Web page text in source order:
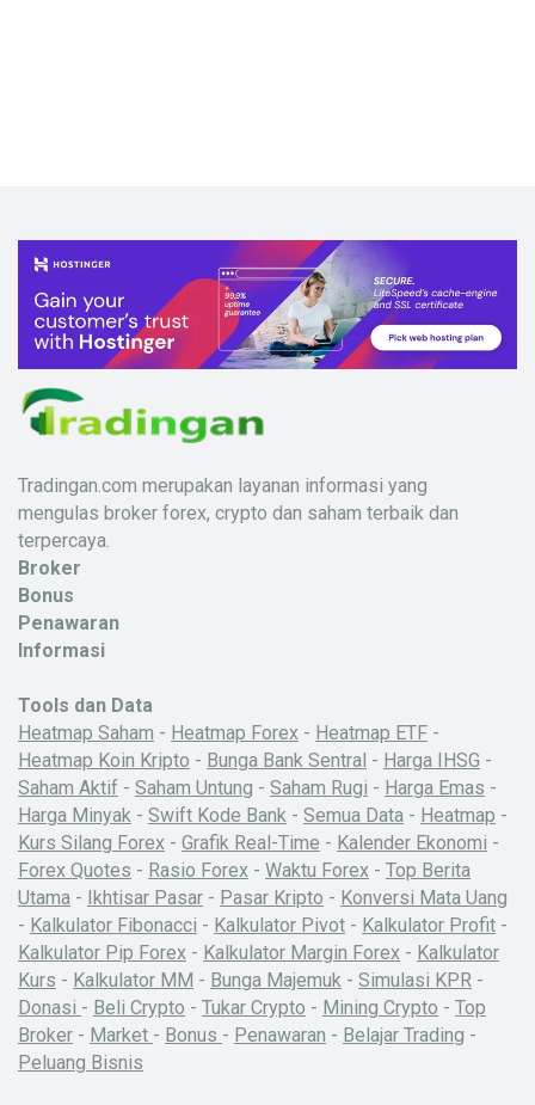
Tradingan.com merupakan layanan informasi yang
mengulas broker forex, crypto dan saham terbaik dan
terpercaya.
Broker
Bonus
Penawaran
Informasi
Tools dan Data
Heatmap Saham - Heatmap Forex - Heatmap ETF -
Heatmap Koin Kripto - Bunga Bank Sentral - Harga IHSG -
Saham Aktif - Saham Untung - Saham Rugi - Harga Emas -
Harga Minyak - Swift Kode Bank - Semua Data - Heatmap -
Kurs Silang Forex - Grafik Real-Time - Kalender Ekonomi -
Forex Quotes - Rasio Forex - Waktu Forex - Top Berita
Utama - Ikhtisar Pasar - Pasar Kripto - Konversi Mata Uang
- Kalkulator Fibonacci - Kalkulator Pivot - Kalkulator Profit -
Kalkulator Pip Forex - Kalkulator Margin Forex - Kalkulator
Kurs - Kalkulator MM - Bunga Majemuk - Simulasi KPR -
Donasi - Beli Crypto - Tukar Crypto - Mining Crypto - Top
Broker - Market - Bonus - Penawaran - Belajar Trading -
Peluang Bisnis